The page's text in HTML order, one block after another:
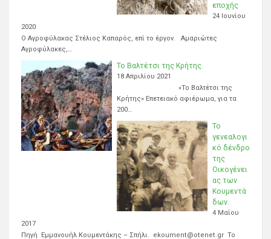
εποχής
24 Ιουνίου
2020
Ο Αγροφύλακας Στέλιος Καπαρός, επί το έργον. Αμαριώτες
Αγροφύλακες,…
Το Βαλτέτσι της Κρήτης.
18 Απριλίου 2021
«Το Βαλτέτσι της
Κρήτης» Επετειακό αφιέρωμα, για τα
200…
Το
γενεαλογι
κό δένδρο
της
Οικογένει
ας των
Κουμεντά
δων.
4 Μαΐου
2017
Πηγή Εμμανουήλ Κουμεντάκης – Σπήλι. ekoument@otenet.gr Το